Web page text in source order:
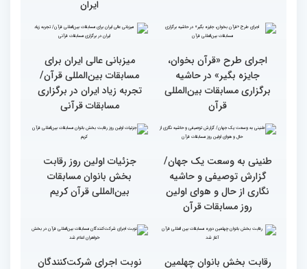
اسلام مهمترین پیام دریافتی
از مفاهیم و تعالیم قرآن
به مرحله نهایی مسابقات
بین‌المللی قرآن به میزبانی
ایران
اجرای طرح «قرآن بخوان،
جایزه بگیر» در حاشیه
برگزاری مسابقات بین‌المللی
قرآن
میزبانی عالی ایران برای
مسابقات بین‌المللی قرآن/
تجربه زیاد ایران در برگزاری
مسابقات قرآنی
طنینی به وسعت یک جهان/
گزارش توصیفی و حاشیه
نگاری از حال و هوای اولین
روز مسابقات قرآن
بخش بانوان مسابقات
بین‌المللی قرآن کریم